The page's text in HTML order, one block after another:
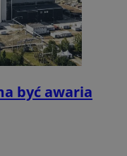
być awaria